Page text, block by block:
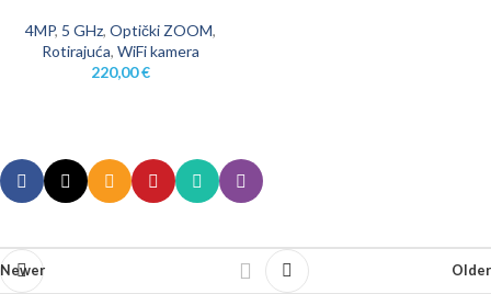
4MP, 5 GHz, Optički ZOOM,
Rotirajuća, WiFi kamera
220,00€
Newer Older